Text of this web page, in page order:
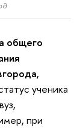
общего
,
ученика
при